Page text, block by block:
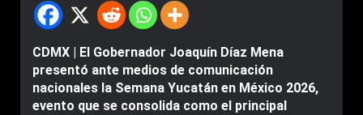
CDMX | El Gobernador Joaquín Díaz Mena
presentó ante medios de comunicación
nacionales la Semana Yucatán en México 2026,
evento que se consolida como el principal